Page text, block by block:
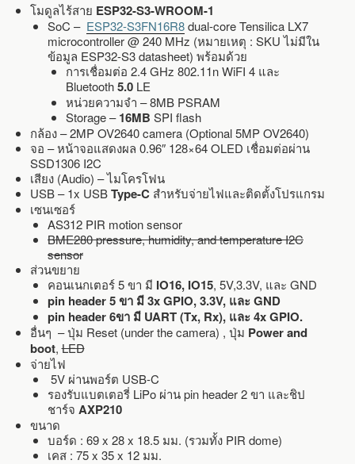
โมดูลไร้สาย ESP32-S3-WROOM-1
SoC – ESP32-S3FN16R8dual-core Tensilica LX7
microcontroller @ 240 MHz (หมายเหตุ : SKU ไม่มีใน
ข้อมูล ESP32-S3 datasheet) พร้อมด้วย
การเชื่อมต่อ 2.4 GHz 802.11n WiFI 4 และ
Bluetooth5.0LE
หน่วยความจำ – 8MB PSRAM
Storage –16MB SPI flash
กล้อง – 2MP OV2640 camera (Optional 5MP OV2640)
จอ – หน้าจอแสดงผล 0.96″ 128×64 OLED เชื่อมต่อผ่าน
SSD1306 I2C
เสียง (Audio) – ไมโครโฟน
USB – 1x USBType-Cสำหรับจ่ายไฟและติดตั้งโปรแกรม
เซนเซอร์
AS312 PIR motion sensor
BME280 pressure, humidity, and temperature I2C
sensor
ส่วนขยาย
คอนเนกเตอร์ 5 ขา มี IO16, IO15, 5V,3.3V, และ GND
pin header 5 ขา มี 3x GPIO, 3.3V, และ GND
pin header 6ขา มี UART (Tx, Rx), และ 4x GPIO.
อื่นๆ – ปุ่ม Reset (under the camera) , ปุ่ม Power and
boot,LED
จ่ายไฟ
5V ผ่านพอร์ต USB-C
รองรับแบตเตอรี่ LiPo ผ่าน pin header 2 ขา และชิป
ชาร์จ AXP210
ขนาด
บอร์ด : 69 x 28 x 18.5 มม. (รวมทั้ง PIR dome)
เคส : 75 x 35 x 12 มม.